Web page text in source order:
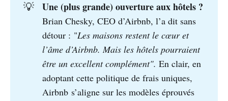
💡
Brian Chesky, CEO d’Airbnb, l’a dit sans
détour : "Les maisons restent le cœur et
l’âme d’Airbnb. Mais les hôtels pourraient
être un excellent complément". En clair, en
adoptant cette politique de frais uniques,
Airbnb s’aligne sur les modèles éprouvés